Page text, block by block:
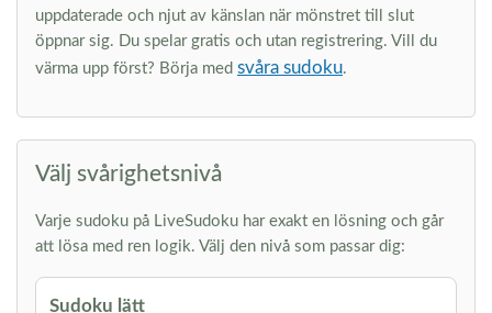
uppdaterade och njut av känslan när mönstret till slut
öppnar sig. Du spelar gratis och utan registrering. Vill du
värma upp först? Börja med svåra sudoku.
Välj svårighetsnivå
Varje sudoku på LiveSudoku har exakt en lösning och går
att lösa med ren logik. Välj den nivå som passar dig:
Sudoku lätt